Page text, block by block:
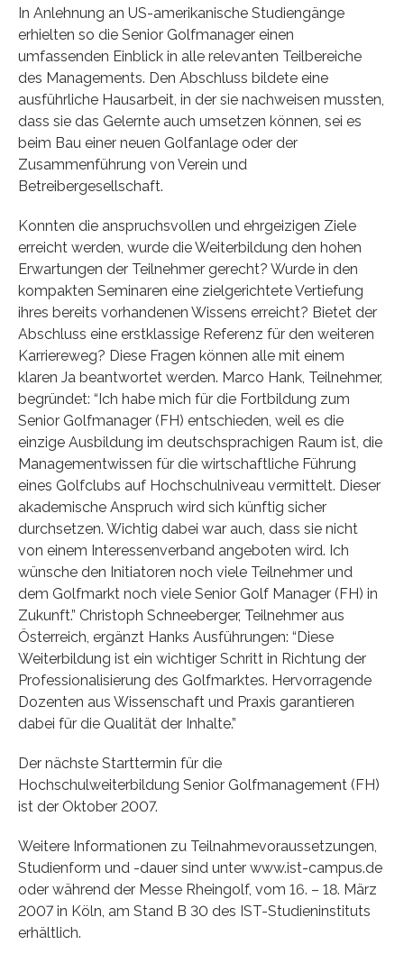
In Anlehnung an US-amerikanische Studiengänge
erhielten so die Senior Golfmanager einen
umfassenden Einblick in alle relevanten Teilbereiche
des Managements. Den Abschluss bildete eine
ausführliche Hausarbeit, in der sie nachweisen mussten,
dass sie das Gelernte auch umsetzen können, sei es
beim Bau einer neuen Golfanlage oder der
Zusammenführung von Verein und
Betreibergesellschaft.
Konnten die anspruchsvollen und ehrgeizigen Ziele
erreicht werden, wurde die Weiterbildung den hohen
Erwartungen der Teilnehmer gerecht? Wurde in den
kompakten Seminaren eine zielgerichtete Vertiefung
ihres bereits vorhandenen Wissens erreicht? Bietet der
Abschluss eine erstklassige Referenz für den weiteren
Karriereweg? Diese Fragen können alle mit einem
klaren Ja beantwortet werden. Marco Hank, Teilnehmer,
begründet: “Ich habe mich für die Fortbildung zum
Senior Golfmanager (FH) entschieden, weil es die
einzige Ausbildung im deutschsprachigen Raum ist, die
Managementwissen für die wirtschaftliche Führung
eines Golfclubs auf Hochschulniveau vermittelt. Dieser
akademische Anspruch wird sich künftig sicher
durchsetzen. Wichtig dabei war auch, dass sie nicht
von einem Interessenverband angeboten wird. Ich
wünsche den Initiatoren noch viele Teilnehmer und
dem Golfmarkt noch viele Senior Golf Manager (FH) in
Zukunft.” Christoph Schneeberger, Teilnehmer aus
Österreich, ergänzt Hanks Ausführungen: “Diese
Weiterbildung ist ein wichtiger Schritt in Richtung der
Professionalisierung des Golfmarktes. Hervorragende
Dozenten aus Wissenschaft und Praxis garantieren
dabei für die Qualität der Inhalte.”
Der nächste Starttermin für die
Hochschulweiterbildung Senior Golfmanagement (FH)
ist der Oktober 2007.
Weitere Informationen zu Teilnahmevoraussetzungen,
Studienform und -dauer sind unter www.ist-campus.de
oder während der Messe Rheingolf, vom 16. – 18. März
2007 in Köln, am Stand B 30 des IST-Studieninstituts
erhältlich.